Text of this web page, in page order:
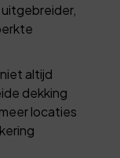
altijd
dekking
locaties